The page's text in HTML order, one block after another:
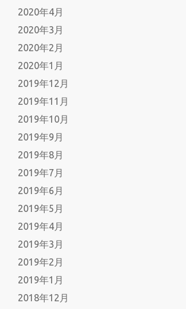
2020年4月
2020年3月
2020年2月
2020年1月
2019年12月
2019年11月
2019年10月
2019年9月
2019年8月
2019年7月
2019年6月
2019年5月
2019年4月
2019年3月
2019年2月
2019年1月
2018年12月